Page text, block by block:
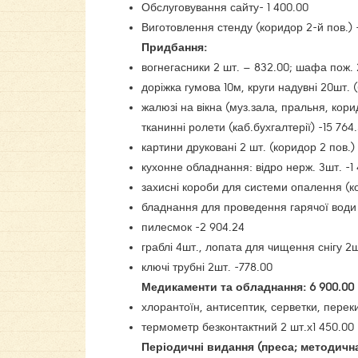
Обслуговування сайту- 1 400.00
Виготовлення стенду (коридор 2-й пов.)
Придбання:
вогнегасники 2 шт. – 832.00; шафа
доріжка гумова 10м, круги надувні
жалюзі на вікна (муз.зала, пральня,
тканинні ролети (каб.бухгалтерії) -15
картини друковані 2 шт. (коридор 2
кухонне обладнання: відро нерж. 3шт. -1
захисні короби для системи опалення
бладнання для проведення гарячої
пилесмок -2 904.24
граблі 4шт., лопата для чищення снігу
ключі трубні 2шт. -778.00
Медикаменти та обладнання: 6 900.00
хлорантоїн, антисептик, серветки,
термометр безконтактний 2 шт.х1
Періодичні видання (преса;